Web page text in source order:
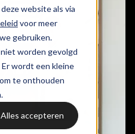
website als via
voor meer
gebruiken.
worden gevolgd
wordt een kleine
te onthouden
Alles accepteren
Please refresh the